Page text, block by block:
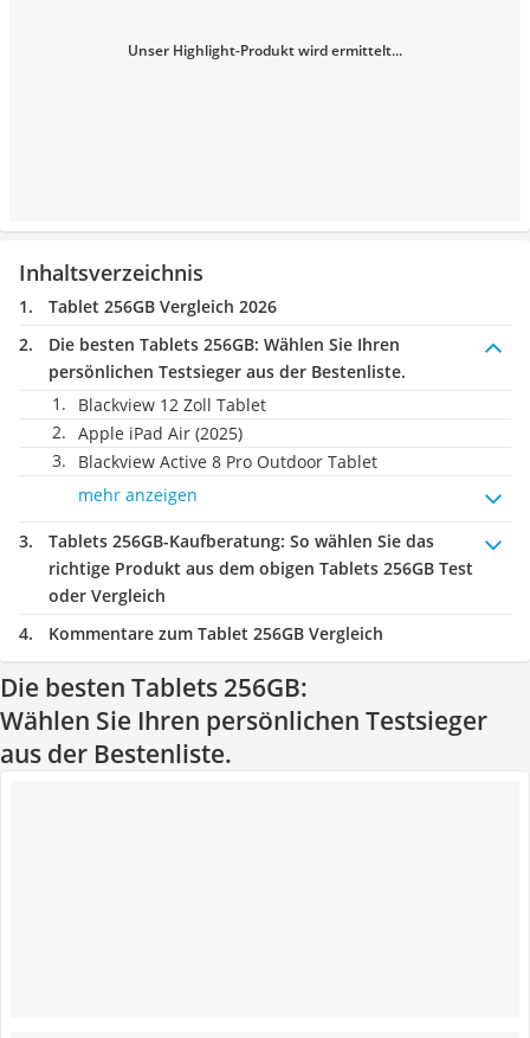
Unser Highlight-Produkt wird ermittelt...
Inhaltsverzeichnis
Tablet 256GB Vergleich 2026
Die besten Tablets 256GB: Wählen Sie Ihren
persönlichen Testsieger aus der Bestenliste.
Blackview 12 Zoll Tablet
Apple iPad Air (2025)
Blackview Active 8 Pro Outdoor Tablet
mehr anzeigen
Tablets 256GB-Kaufberatung: So wählen Sie das
richtige Produkt aus dem obigen Tablets 256GB Test
oder Vergleich
Kommentare zum Tablet 256GB Vergleich
Die besten Tablets 256GB:
Wählen Sie Ihren persönlichen Testsieger
aus der Bestenliste.